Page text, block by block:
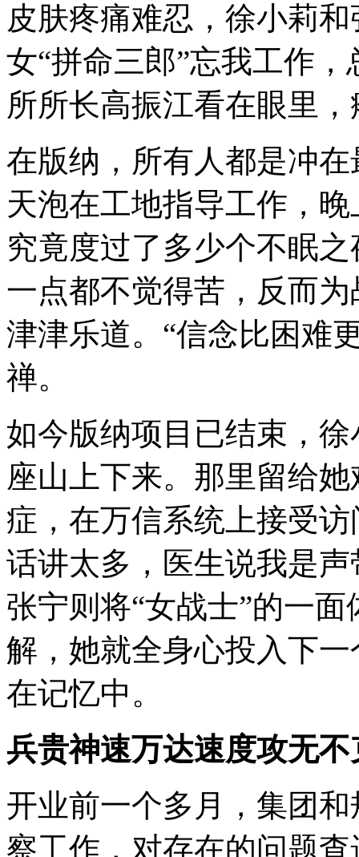
皮肤疼痛难忍，徐小莉
女“拼命三郎”忘我工作，
所所长高振江看在眼里
在版纳，所有人都是冲
天泡在工地指导工作，
究竟度过了多少个不眠
一点都不觉得苦，反而
津津乐道。 “信念比困难
禅。
如今版纳项目已结束，
座山上下来。那里留给
症，在万信系统上接受
话讲太多，医生说我是
张宁则将“女战士”的一面
解，她就全身心投入下
在记忆中。
兵贵神速万达速度攻无不
开业前一个多月，集团
察工作，对存在的问题